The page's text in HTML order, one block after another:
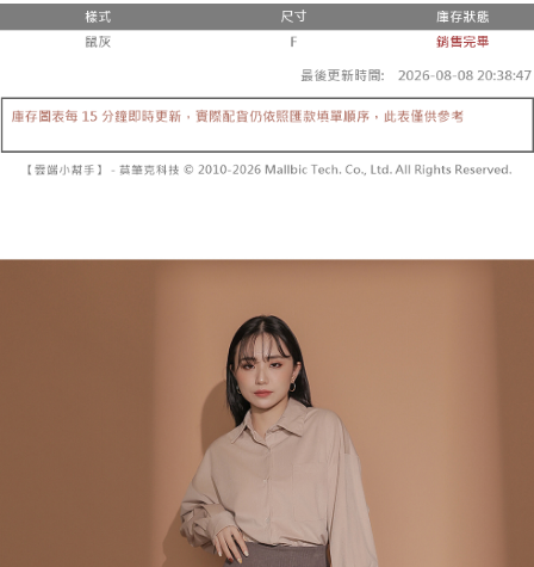
mudah alih anda, memilih bilangan ansuran, dan menetapkan tarikh
akhir pembayaran. Transaksi akan dianggap selesai setelah pembayaran
disahkan.
Had kredit yang diluluskan, tempoh ansuran yang tersedia, dan yuran
yang dikenakan adalah tertakluk kepada maklumat yang dinyatakan
Jika transaksi tidak disahkan dalam masa 30 minit selepas pesanan
Pembayaran ansuran melalui OP Pay Later akan dibilkan secara
berasingan dan tidak termasuk dalam bil telekom anda. SMS peringatan
pembayaran akan dihantar selepas kitaran bil bulanan.
Selepas mengakses bil melalui pautan dalam SMS, anda boleh
menyelesaikan pembayaran anda melalui salah satu saluran berikut: kod
bar kedai serbaneka, kedai runcit Taiwan Mobile, pemindahan bank,
JKOPay, atau iPASS MONEY.
dihantar ke alamat yang ditetapkan.
4. Setelah pesanan disahkan, anda akan menerima SMS pembayaran
pembayaran di empat kedai serbaneka utama, ATM atau perbankan
dalam talian dengan SMS pembayaran atau pemberitahuan tolak aplikasi
AFTEE.
dan mendaftar sebagai ahli AFTEE boleh menikmati tempoh pembayaran
Tempoh pembayaran dikira dari masa kedai meminta pembayaran anda,
ditambah dengan bilangan hari yang boleh dilanjutkan oleh AFTEE. Anda
boleh melanjutkan tempoh pembayaran anda sebelum anda menerima
pesanan. Walau bagaimanapun, tiada jaminan bahawa anda boleh
menerima pesanan anda semasa tempoh pembayaran (cth.: produk
prapesanan atau produk yang mungkin mengambil masa yang lebih
lama untuk dihantar). Oleh itu, anda dikehendaki membuat pembayaran
kepada AFTEE dalam tempoh sama ada anda menerima pesanan.
Kedua, Sekatan Pembayaran
1. Jumlah yang diperakui untuk pengguna kali pertama boleh sehingga
NT$10,000. Amaun diperakui sebenar yang diluluskan akan berdasarkan
全家取貨付款
付款後全家取貨
NT$60/pesanan | Penghantaran percuma untuk pesanan
NT$60/pesanan | Penghantaran percuma untuk pesanan
NT$60/pesanan | Penghantaran percuma untuk pesanan
NT$1,600 atau lebih